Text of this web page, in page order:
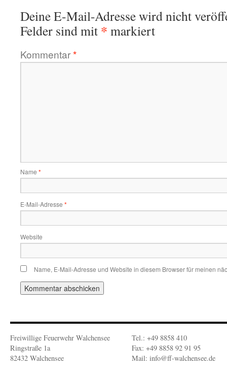
Deine E-Mail-Adresse wird nicht
Felder sind mit * markiert
Kommentar*
Name *
E-Mail-Adresse *
Website
Name, E-Mail-Adresse und Website in diesem Browser für meinen
Freiwillige Feuerwehr Walchensee
Ringstraße 1a
82432 Walchensee
Tel.: +49 8858 410
Fax: +49 8858 92 91 95
Mail: info@ff-walchensee.de